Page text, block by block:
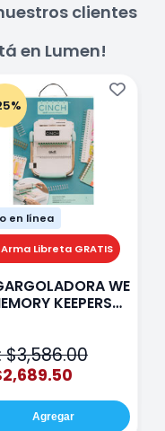
clientes
en Lumen!
en línea
Libreta GRATIS
WE
KEEPERS
$3,586.00
Agregar